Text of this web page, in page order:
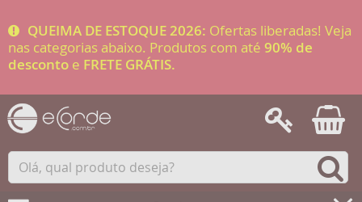
QUEIMA DE ESTOQUE 2026: Ofertas liberadas! Veja
nas categorias abaixo. Produtos com até 90% de
desconto e FRETE GRÁTIS.